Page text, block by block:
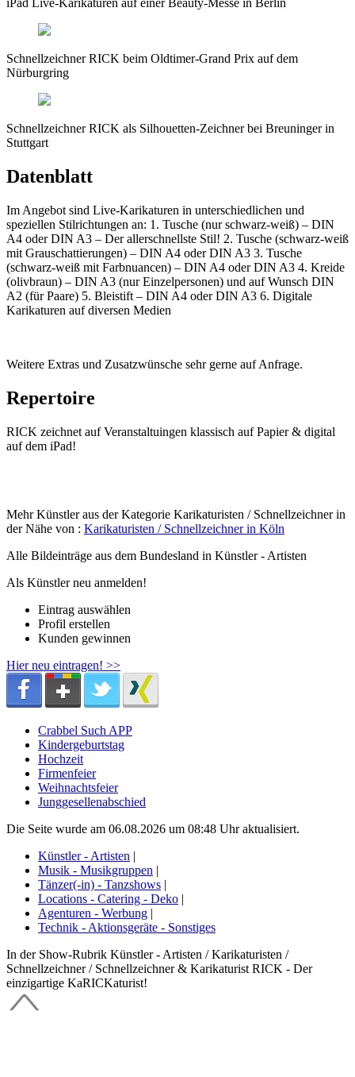
iPad Live-Karikaturen auf einer Beauty-Messe in Berlin
Schnellzeichner RICK beim Oldtimer-Grand Prix auf dem
Nürburgring
Schnellzeichner RICK als Silhouetten-Zeichner bei Breuninger in
Stuttgart
Datenblatt
Im Angebot sind Live-Karikaturen in unterschiedlichen und
speziellen Stilrichtungen an: 1. Tusche (nur schwarz-weiß) – DIN
A4 oder DIN A3 – Der allerschnellste Stil! 2. Tusche (schwarz-weiß
mit Grauschattierungen) – DIN A4 oder DIN A3 3. Tusche
(schwarz-weiß mit Farbnuancen) – DIN A4 oder DIN A3 4. Kreide
(olivbraun) – DIN A3 (nur Einzelpersonen) und auf Wunsch DIN
A2 (für Paare) 5. Bleistift – DIN A4 oder DIN A3 6. Digitale
Karikaturen auf diversen Medien
Weitere Extras und Zusatzwünsche sehr gerne auf Anfrage.
Repertoire
RICK zeichnet auf Veranstaltuingen klassisch auf Papier & digital
auf dem iPad!
Mehr Künstler aus der Kategorie Karikaturisten / Schnellzeichner in
der Nähe von : Karikaturisten / Schnellzeichner in Köln
Alle Bildeinträge aus dem Bundesland in Künstler - Artisten
Als Künstler neu anmelden!
Eintrag auswählen
Profil erstellen
Kunden gewinnen
Hier neu eintragen! >>
Crabbel Such APP
Kindergeburtstag
Hochzeit
Firmenfeier
Weihnachtsfeier
Junggesellenabschied
Die Seite wurde am 06.08.2026 um 08:48 Uhr aktualisiert.
Künstler - Artisten |
Musik - Musikgruppen |
Tänzer(-in) - Tanzshows |
Locations - Catering - Deko |
Agenturen - Werbung |
Technik - Aktionsgeräte - Sonstiges
In der Show-Rubrik Künstler - Artisten / Karikaturisten /
Schnellzeichner / Schnellzeichner & Karikaturist RICK - Der
einzigartige KaRICKaturist!